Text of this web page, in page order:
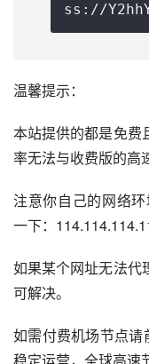
ss://
温馨提示：
本站提供的都是免费
率无法与收费版的高
注意你自己的网络
一下：
如果某个网址无法代
可解决。
如需付费机场节点请